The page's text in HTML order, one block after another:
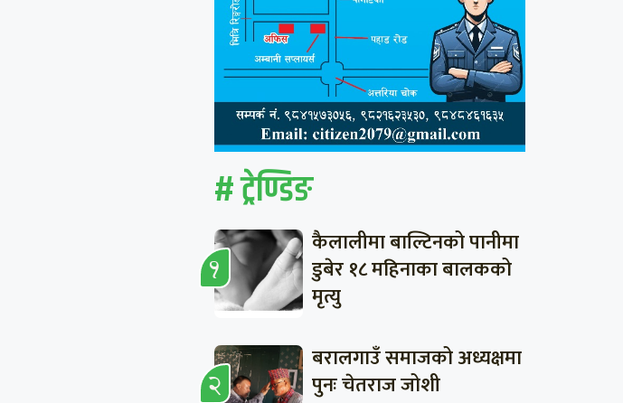
# ट्रेण्डिङ
कैलालीमा बाल्टिनको पानीमा
डुबेर १८ महिनाका बालकको
मृत्यु
बरालगाउँ समाजको अध्यक्षमा
पुनः चेतराज जोशी